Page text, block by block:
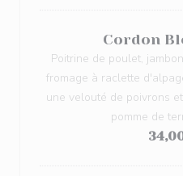
Cordon
Poitrine de poulet,
fromage à raclette
une velouté de poivrons
pomme de